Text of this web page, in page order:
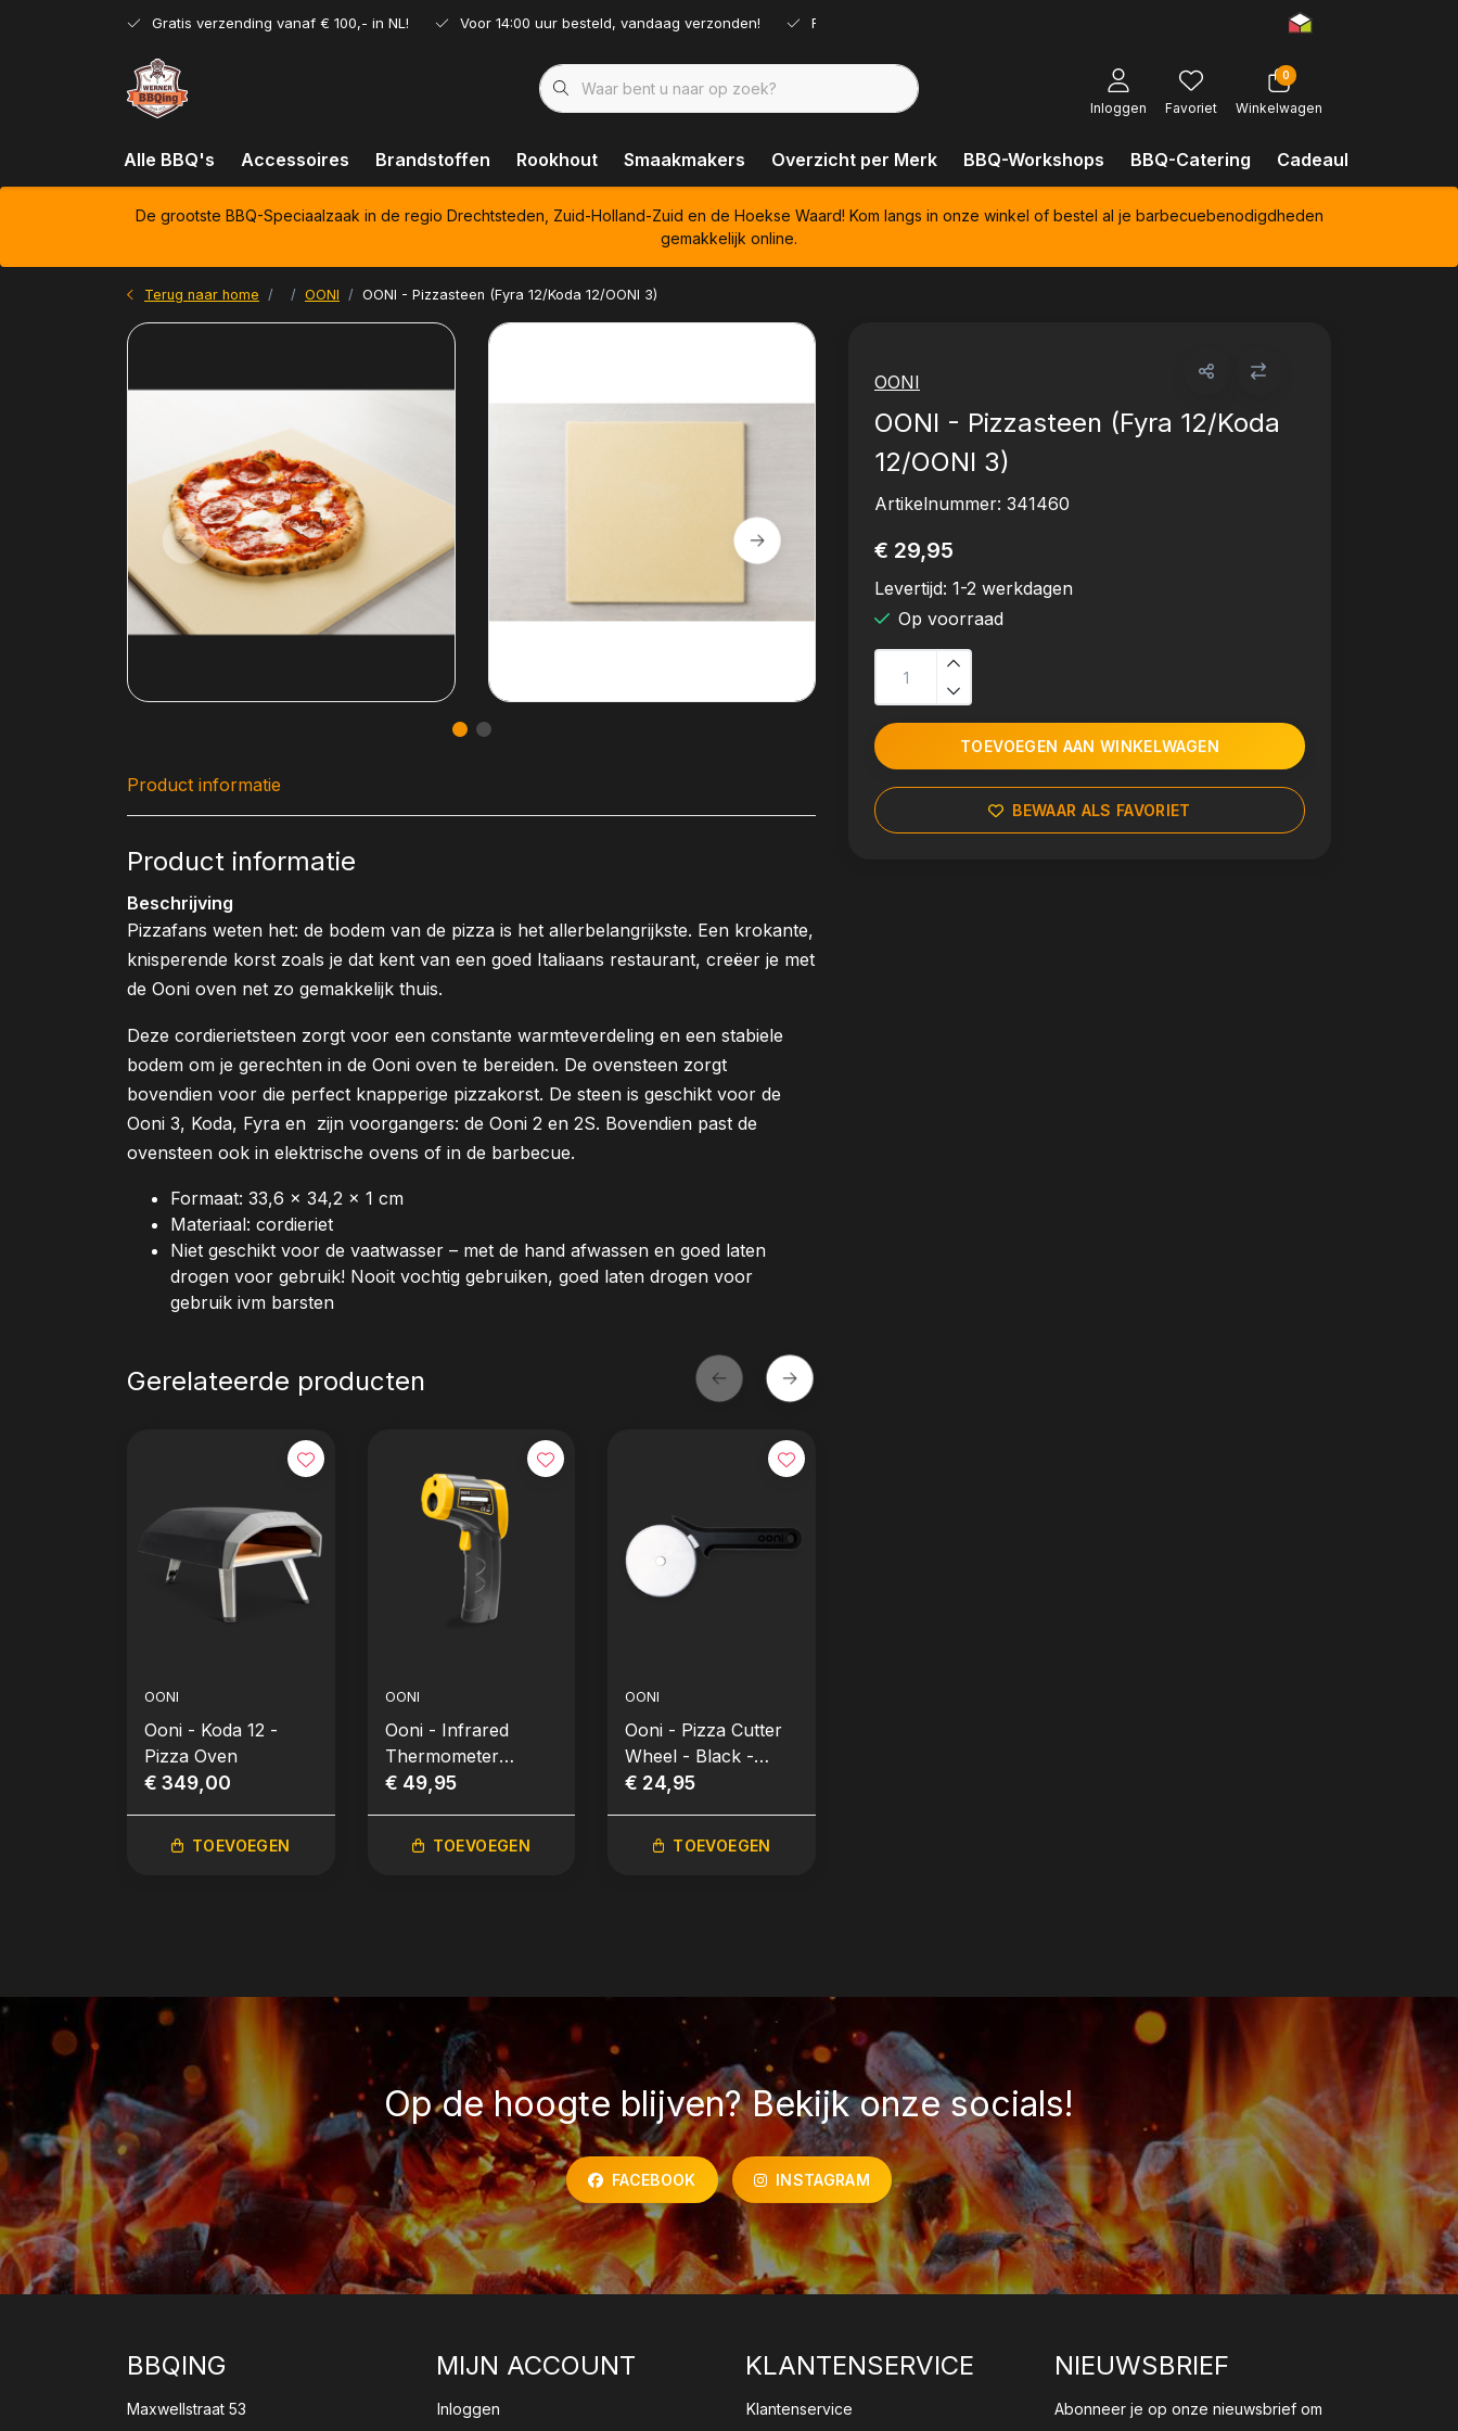
Gratis verzending vanaf € 100,- in NL! Voor 14:00 uur besteld, vandaag verzonden! Ruim assortiment!
Inloggen Favoriet
0
Winkelwagen
Alle BBQ's Accessoires Brandstoffen Rookhout Smaakmakers Overzicht per Merk BBQ-Workshops BBQ-Catering Cadeaubonnen
De grootste BBQ-Speciaalzaak in de regio Drechtsteden, Zuid-Holland-Zuid en de Hoekse Waard! Kom langs in onze winkel of bestel al je barbecuebenodigdheden
gemakkelijk online.
Terug naar home OONI OONI - Pizzasteen (Fyra 12/Koda 12/OONI 3)
OONI
OONI - Pizzasteen (Fyra 12/Koda
12/OONI 3)
Artikelnummer: 341460
€ 29,95
Levertijd: 1-2 werkdagen
Op voorraad
TOEVOEGEN AAN WINKELWAGEN
BEWAAR ALS FAVORIET
Product informatie
Product informatie
Beschrijving
Pizzafans weten het: de bodem van de pizza is het allerbelangrijkste. Een krokante,
knisperende korst zoals je dat kent van een goed Italiaans restaurant, creëer je met
de Ooni oven net zo gemakkelijk thuis.
Deze cordierietsteen zorgt voor een constante warmteverdeling en een stabiele
bodem om je gerechten in de Ooni oven te bereiden. De ovensteen zorgt
bovendien voor die perfect knapperige pizzakorst. De steen is geschikt voor de
Ooni 3, Koda, Fyra en zijn voorgangers: de Ooni 2 en 2S. Bovendien past de
ovensteen ook in elektrische ovens of in de barbecue.
Formaat: 33,6 x 34,2 x 1 cm
Materiaal: cordieriet
Niet geschikt voor de vaatwasser – met de hand afwassen en goed laten
drogen voor gebruik! Nooit vochtig gebruiken, goed laten drogen voor
gebruik ivm barsten
Gerelateerde producten
OONI
Ooni - Koda 12 -
Pizza Oven
€ 349,00
TOEVOEGEN
OONI
Ooni - Infrared
Thermometer
(Infrarood
€ 49,95
TOEVOEGEN
OONI
Ooni - Pizza Cutter
Wheel - Black -
Pizzasnijder
€ 24,95
TOEVOEGEN
Op de hoogte blijven? Bekijk onze socials!
FACEBOOK INSTAGRAM
BBQING
Maxwellstraat 53
MIJN ACCOUNT
Inloggen
KLANTENSERVICE
Klantenservice
NIEUWSBRIEF
Abonneer je op onze nieuwsbrief om